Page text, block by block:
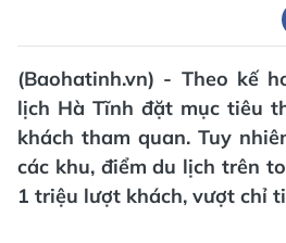
(Baohatinh.vn) - Theo kế
lịch Hà Tĩnh đặt mục tiêu
khách tham quan. Tuy
các khu, điểm du lịch trên
1 triệu lượt khách, vượt chỉ